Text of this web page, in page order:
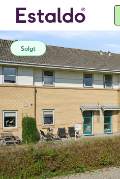
Solgt